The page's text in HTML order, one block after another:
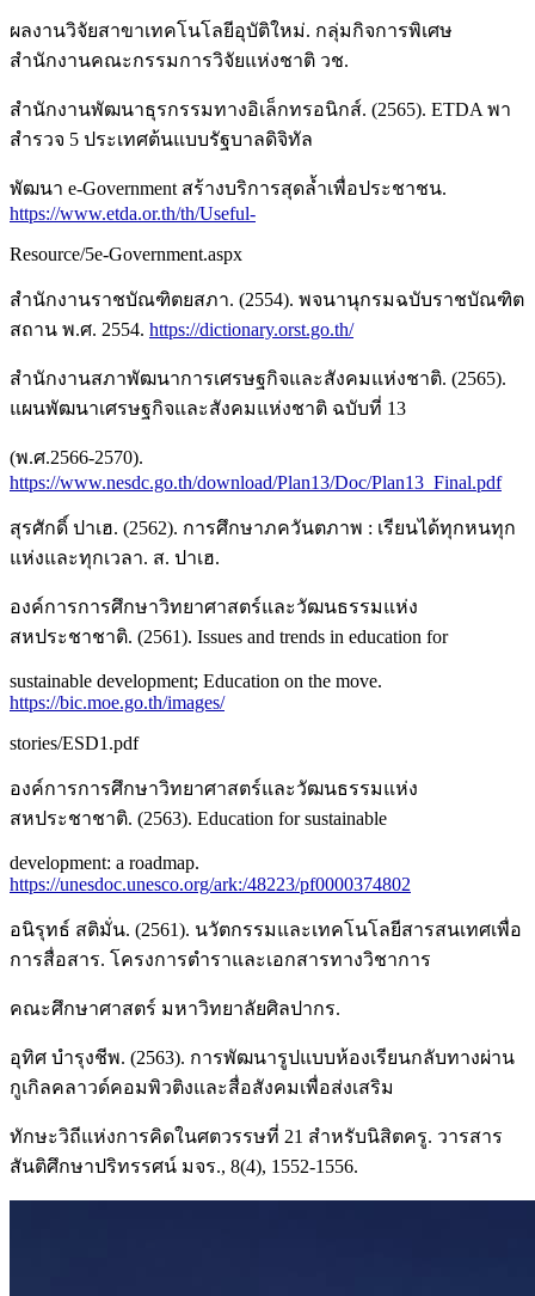
ผลงานวิจัยสาขาเทคโนโลยีอุบัติใหม่. กลุ่มกิจการพิเศษ
สำนักงานคณะกรรมการวิจัยแห่งชาติ วช.
สำนักงานพัฒนาธุรกรรมทางอิเล็กทรอนิกส์. (2565). ETDA พา
สำรวจ 5 ประเทศต้นแบบรัฐบาลดิจิทัล
พัฒนา e-Government สร้างบริการสุดล้ำเพื่อประชาชน.
https://www.etda.or.th/th/Useful-
Resource/5e-Government.aspx
สำนักงานราชบัณฑิตยสภา. (2554). พจนานุกรมฉบับราชบัณฑิต
สถาน พ.ศ. 2554. https://dictionary.orst.go.th/
สำนักงานสภาพัฒนาการเศรษฐกิจและสังคมแห่งชาติ. (2565).
แผนพัฒนาเศรษฐกิจและสังคมแห่งชาติ ฉบับที่ 13
(พ.ศ.2566-2570).
https://www.nesdc.go.th/download/Plan13/Doc/Plan13_Final.pdf
สุรศักดิ์ ปาเฮ. (2562). การศึกษาภควันตภาพ : เรียนได้ทุกหนทุก
แห่งและทุกเวลา. ส. ปาเฮ.
องค์การการศึกษาวิทยาศาสตร์และวัฒนธรรมแห่ง
สหประชาชาติ. (2561). Issues and trends in education for
sustainable development; Education on the move.
https://bic.moe.go.th/images/
stories/ESD1.pdf
องค์การการศึกษาวิทยาศาสตร์และวัฒนธรรมแห่ง
สหประชาชาติ. (2563). Education for sustainable
development: a roadmap.
https://unesdoc.unesco.org/ark:/48223/pf0000374802
อนิรุทธ์ สติมั่น. (2561). นวัตกรรมและเทคโนโลยีสารสนเทศเพื่อ
การสื่อสาร. โครงการตำราและเอกสารทางวิชาการ
คณะศึกษาศาสตร์ มหาวิทยาลัยศิลปากร.
อุทิศ บำรุงชีพ. (2563). การพัฒนารูปแบบห้องเรียนกลับทางผ่าน
กูเกิลคลาวด์คอมพิวติงและสื่อสังคมเพื่อส่งเสริม
ทักษะวิถีแห่งการคิดในศตวรรษที่ 21 สำหรับนิสิตครู. วารสาร
สันติศึกษาปริทรรศน์ มจร., 8(4), 1552-1556.